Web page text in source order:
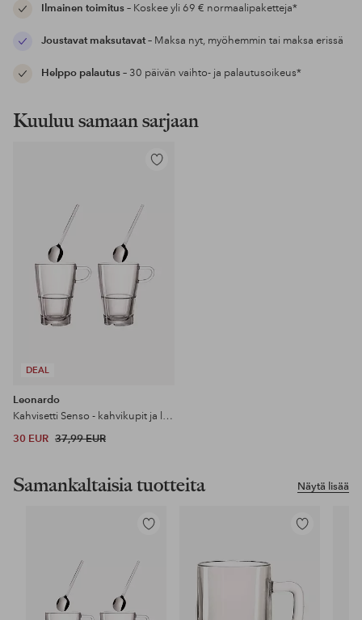
Ilmainen toimitus– Koskee yli 69 € normaalipaketteja*
Joustavat maksutavat– Maksa nyt, myöhemmin tai maksa erissä
Helppo palautus– 30 päivän vaihto- ja palautusoikeus*
Kuuluu samaan sarjaan
DEAL
Lisää
Leonardo
Kahvisetti Senso - kahvikupit ja lusikat x 2 - Latte Macchiato
30 EUR 37,99 EUR
Näytä lisää
Samankaltaisia tuotteita
Lisää
Lisää